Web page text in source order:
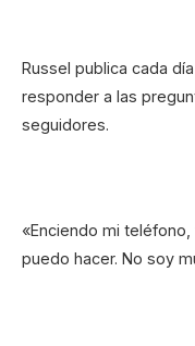
Russel publica cada
responder a las
seguidores.
«Enciendo mi
puedo hacer. No soy